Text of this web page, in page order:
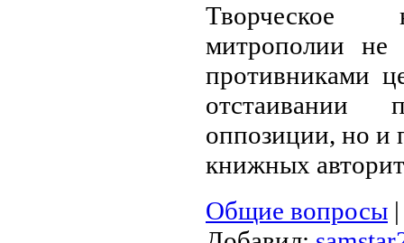
Творческое
митрополии не
противниками
отстаивании
оппозиции, но и
книжных ав­
Общие вопросы